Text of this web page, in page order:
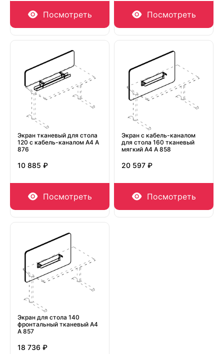
Посмотреть Посмотреть
Экран тканевый для стола
120 с кабель-каналом А4 А
876
10 885 ₽
Посмотреть
Экран с кабель-каналом
для стола 160 тканевый
мягкий А4 А 858
20 597 ₽
Посмотреть
Экран для стола 140
фронтальный тканевый А4
А 857
18 736 ₽